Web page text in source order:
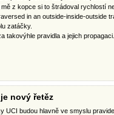
z kopce si to štrádoval rychlostí
in an outside-inside-outside
zatáčky.
takovýhle pravidla a jejich
nový řetěz
UCI budou hlavně ve smyslu